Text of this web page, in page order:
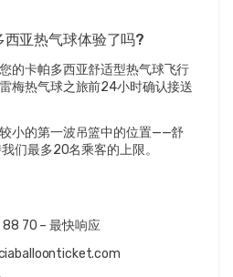
亚热气球体验了吗?
的卡帕多西亚舒适型热气球飞行
梅热气球之旅前24小时确认接送
小的第一波吊篮中的位置——舒
们最多20名乘客的上限。
70 – 最快响应